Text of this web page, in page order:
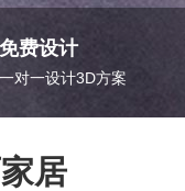
免费设计
一对一设计3D方案
居